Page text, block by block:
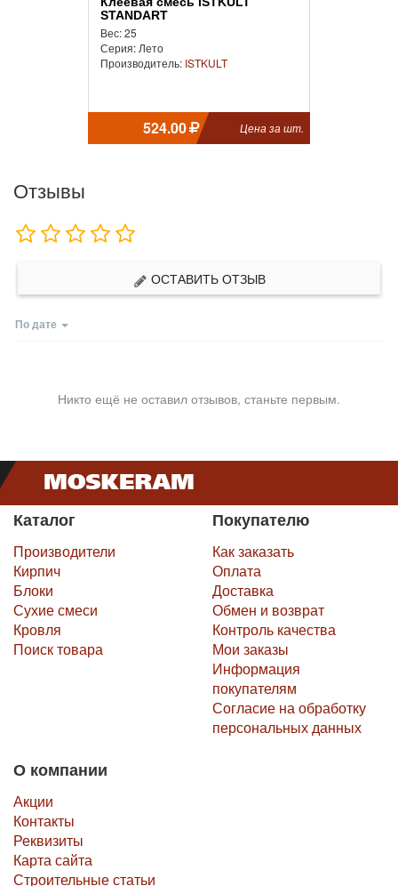
STANDART
Вес: 25
Серия: Лето
Производитель: ISTKULT
524.00 Цена за шт.
Отзывы
ОСТАВИТЬ ОТЗЫВ
По дате
Никто ещё не оставил отзывов, станьте первым.
Каталог
Производители
Кирпич
Блоки
Сухие смеси
Кровля
Поиск товара
Покупателю
Как заказать
Оплата
Доставка
Обмен и возврат
Контроль качества
Мои заказы
Информация
покупателям
Согласие на обработку
персональных данных
О компании
Акции
Контакты
Реквизиты
Карта сайта
Строительные статьи